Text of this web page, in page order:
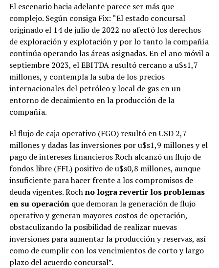
El escenario hacia adelante parece ser más que
complejo. Según consiga Fix: “El estado concursal
originado el 14 de julio de 2022 no afectó los derechos
de exploración y explotación y por lo tanto la compañía
continúa operando las áreas asignadas. En el año móvil a
septiembre 2023, el EBITDA resultó cercano a u$s1,7
millones, y contempla la suba de los precios
internacionales del petróleo y local de gas en un
entorno de decaimiento en la producción de la
compañía.
El flujo de caja operativo (FGO) resultó en USD 2,7
millones y dadas las inversiones por u$s1,9 millones y el
pago de intereses financieros Roch alcanzó un flujo de
fondos libre (FFL) positivo de u$s0,8 millones, aunque
insuficiente para hacer frente a los compromisos de
deuda vigentes. Rochno logra revertir los problemas
en su operación que demoran la generación de flujo
operativo y generan mayores costos de operación,
obstaculizando la posibilidad de realizar nuevas
inversiones para aumentar la producción y reservas, así
como de cumplir con los vencimientos de corto y largo
plazo del acuerdo concursal”.